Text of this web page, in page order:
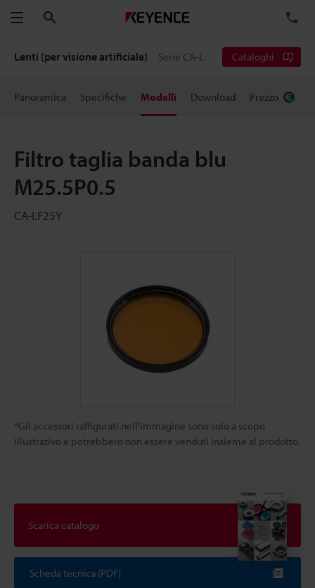
Menu
Lenti (per visione artificiale) Serie CA-L Cataloghi
Panoramica Specifiche Modelli Download Prezzo
Filtro taglia banda blu
M25.5P0.5
CA-LF25Y
*Gli accessori raffigurati nell'immagine sono solo a scopo
illustrativo e potrebbero non essere venduti insieme al prodotto.
Scarica catalogo
Scheda tecnica (PDF)